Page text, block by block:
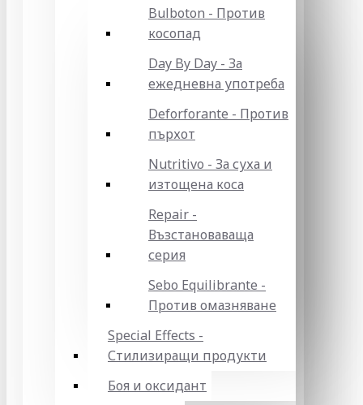
Bulboton - Против
косопад
Day By Day - За
ежедневна употреба
Deforforante - Против
пърхот
Nutritivo - За суха и
изтощена коса
Repair -
Възстановаваща
серия
Sebo Equilibrante -
Против омазняване
Special Effects -
Стилизиращи продукти
Боя и оксидант